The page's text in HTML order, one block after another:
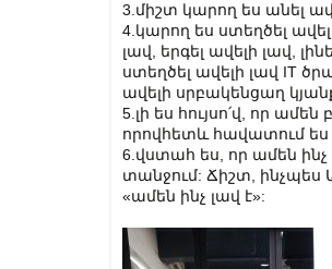
3.միշտ կարող ես անել
4.կարող ես ստեղծել
լավ, երգել ավելի լավ,
ստեղծել ավելի լավ IT
ավելի սրբակենցաղ
5.լի ես հույսո՛վ, որ
որովհետև հավատում ես
6.վստահ ես, որ ամեն ինչ
տանջում: Ճիշտ, ինչպես
«ամեն ինչ լավ է»: